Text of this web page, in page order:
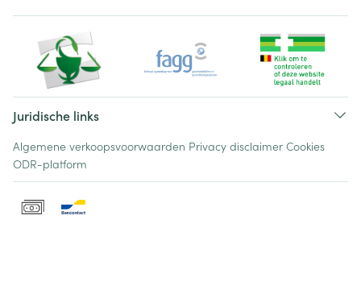
Juridische links
Algemene verkoopsvoorwaarden Privacy disclaimer Cookies
ODR-platform